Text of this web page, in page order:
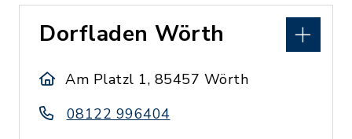
Dorfladen Wörth
Am Platzl 1, 85457 Wörth
08122 996404